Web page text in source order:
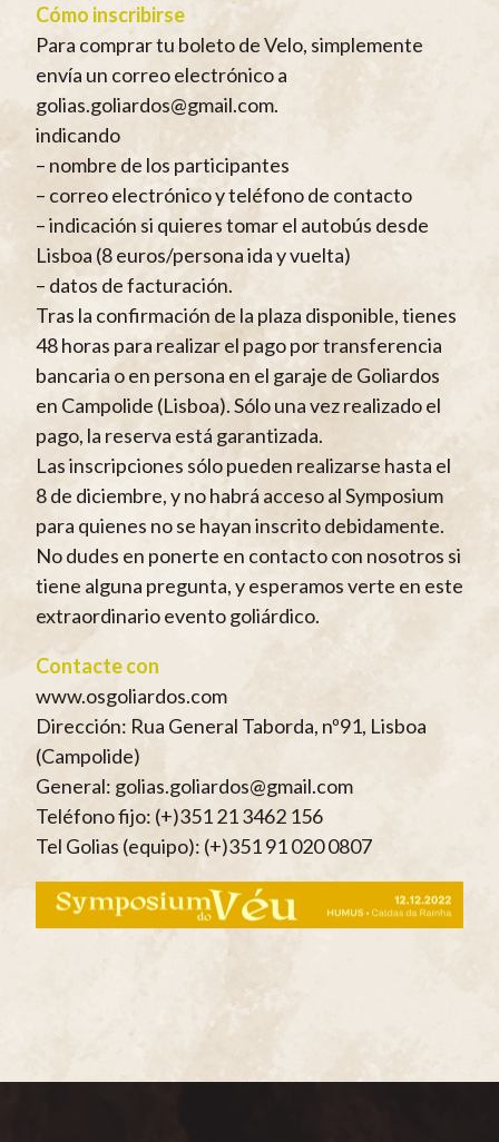
Cómo inscribirse
Para comprar tu boleto de Velo, simplemente
envía un correo electrónico a
golias.goliardos@gmail.com.
indicando
– nombre de los participantes
– correo electrónico y teléfono de contacto
– indicación si quieres tomar el autobús desde
Lisboa (8 euros/persona ida y vuelta)
– datos de facturación.
Tras la confirmación de la plaza disponible, tienes
48 horas para realizar el pago por transferencia
bancaria o en persona en el garaje de Goliardos
en Campolide (Lisboa). Sólo una vez realizado el
pago, la reserva está garantizada.
Las inscripciones sólo pueden realizarse hasta el
8 de diciembre, y no habrá acceso al Symposium
para quienes no se hayan inscrito debidamente.
No dudes en ponerte en contacto con nosotros si
tiene alguna pregunta, y esperamos verte en este
extraordinario evento goliárdico.
Contacte con
www.osgoliardos.com
Dirección: Rua General Taborda, nº91, Lisboa
(Campolide)
General: golias.goliardos@gmail.com
Teléfono fijo: (+)351 21 3462 156
Tel Golias (equipo): (+)351 91 020 0807